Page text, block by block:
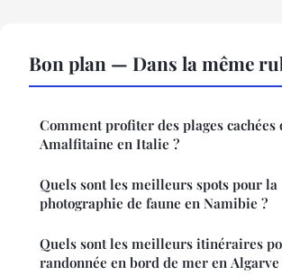
Bon plan — Dans la même
Comment profiter des plages cachées
Amalfitaine en Italie ?
Quels sont les meilleurs spots pour la
photographie de faune en Namibie ?
Quels sont les meilleurs itinéraires
randonnée en bord de mer en Algarve